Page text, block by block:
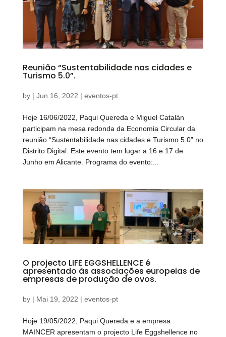
Reunião “Sustentabilidade nas cidades e
Turismo 5.0”.
by | Jun 16, 2022 | eventos-pt
Hoje 16/06/2022, Paqui Quereda e Miguel Catalán
participam na mesa redonda da Economia Circular da
reunião “Sustentabilidade nas cidades e Turismo 5.0” no
Distrito Digital. Este evento tem lugar a 16 e 17 de
Junho em Alicante. Programa do evento:...
O projecto LIFE EGGSHELLENCE é
apresentado às associações europeias de
empresas de produção de ovos.
by | Mai 19, 2022 | eventos-pt
Hoje 19/05/2022, Paqui Quereda e a empresa
MAINCER apresentam o projecto Life Eggshellence no